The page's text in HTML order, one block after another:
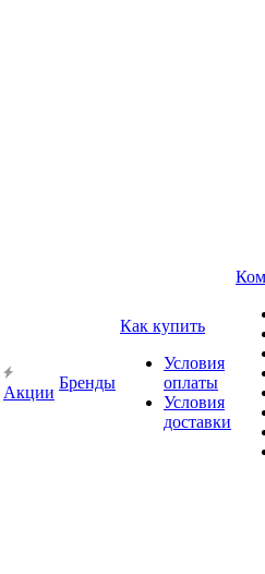
Акции
Бренды
Как купить
Условия
оплаты
Условия
доставки